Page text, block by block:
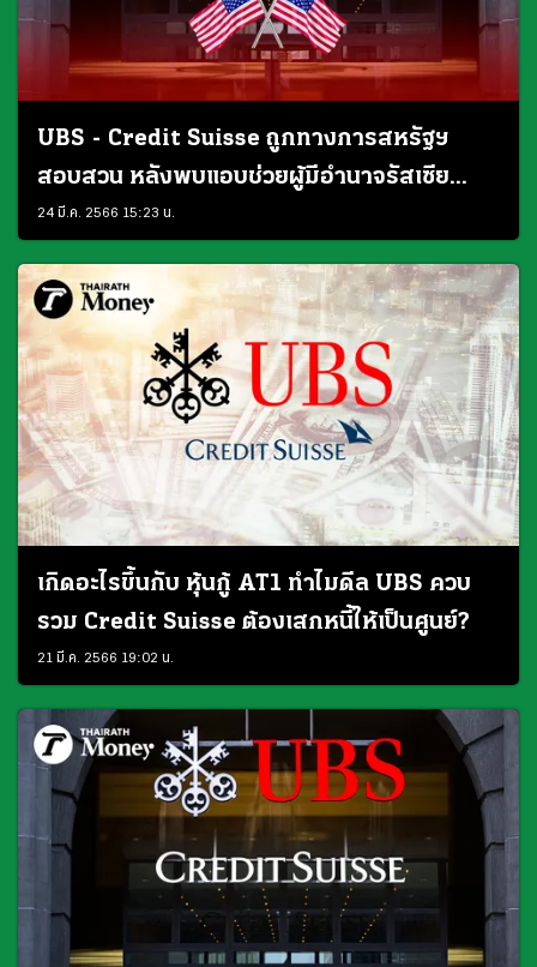
UBS - Credit Suisse ถูกทางการสหรัฐฯ
สอบสวน หลังพบแอบช่วยผู้มีอำนาจรัสเซีย
เลี่ยงการคว่ำบาตร
24 มี.ค. 2566 15:23 น.
เกิดอะไรขึ้นกับ หุ้นกู้ AT1 ทำไมดีล UBS ควบ
รวม Credit Suisse ต้องเสกหนี้ให้เป็นศูนย์?
21 มี.ค. 2566 19:02 น.